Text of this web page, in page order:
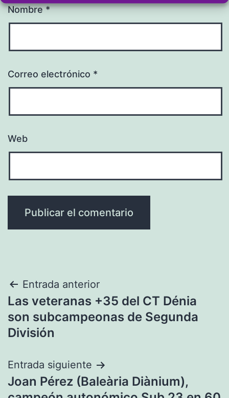
Nombre*
Correo electrónico *
Web
Navegación
de
entradas
Entrada anterior
Las veteranas +35 del CT Dénia
son subcampeonas de Segunda
División
Entrada siguiente
Joan Pérez (Baleària Diànium),